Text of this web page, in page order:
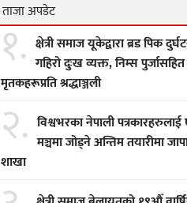
ताजा अपडेट
१. क्षेत्री समाज यूकेद्वारा ब्रड पिक
गहिरो दुःख व्यक्त, निम्स पुर्जासहित
मृतकहरूप्रति श्रद्धाञ्जली
२. विश्वभरका नेपाली
मञ्चमा जोड्ने अन्तिम तयारीमा
शाखा